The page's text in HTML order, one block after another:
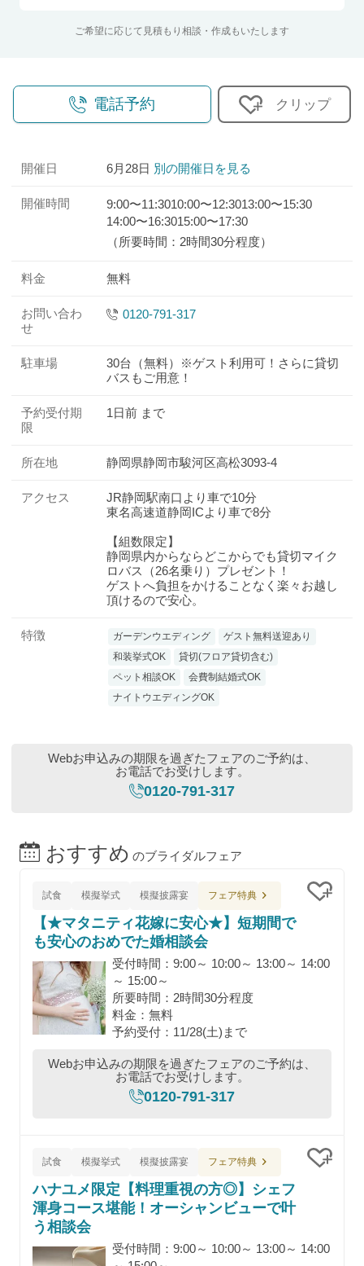
ご希望に応じて見積もり相談・作成もいたします
電話予約 クリップ
開催日 6月28日 別の開催日を見る
開催時間 9:00〜11:3010:00〜12:3013:00〜15:30
14:00〜16:3015:00〜17:30
（所要時間：2時間30分程度）
料金 無料
お問い合わ
せ
0120-791-317
駐車場
30台（無料）※ゲスト利用可！さらに貸切
バスもご用意！
予約受付期
限
1日前 まで
所在地 静岡県静岡市駿河区高松3093-4
アクセス
JR静岡駅南口より車で10分
東名高速道静岡ICより車で8分
【組数限定】
静岡県内からならどこからでも貸切マイク
ロバス（26名乗り）プレゼント！
ゲストへ負担をかけることなく楽々お越し
頂けるので安心。
特徴 ガーデンウエディング
ゲスト無料送迎あり
和装挙式OK
貸切(フロア貸切含む)
ペット相談OK
会費制結婚式OK
ナイトウエディングOK
Webお申込みの期限を過ぎたフェアのご予約は、
お電話でお受けします。
0120-791-317
おすすめ のブライダルフェア
試食 模擬挙式 模擬披露宴 フェア特典
【★マタニティ花嫁に安心★】短期間で
も安心のおめでた婚相談会
受付時間：9:00～ 10:00～ 13:00～ 14:00
～ 15:00～
所要時間：2時間30分程度
料金：無料
予約受付：11/28(土)まで
Webお申込みの期限を過ぎたフェアのご予約は、
お電話でお受けします。
0120-791-317
試食 模擬挙式 模擬披露宴 フェア特典
ハナユメ限定【料理重視の方◎】シェフ
渾身コース堪能！オーシャンビューで叶
う相談会
受付時間：9:00～ 10:00～ 13:00～ 14:00